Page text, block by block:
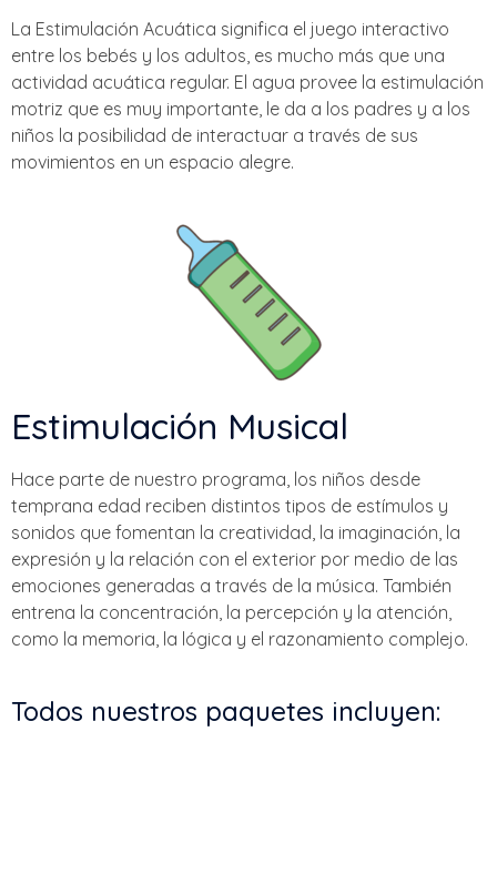
La Estimulación Acuática significa el juego interactivo
entre los bebés y los adultos, es mucho más que una
actividad acuática regular. El agua provee la estimulación
motriz que es muy importante, le da a los padres y a los
niños la posibilidad de interactuar a través de sus
movimientos en un espacio alegre.
Estimulación Musical
Hace parte de nuestro programa, los niños desde
temprana edad reciben distintos tipos de estímulos y
sonidos que fomentan la creatividad, la imaginación, la
expresión y la relación con el exterior por medio de las
emociones generadas a través de la música. También
entrena la concentración, la percepción y la atención,
como la memoria, la lógica y el razonamiento complejo.
Todos nuestros paquetes incluyen: